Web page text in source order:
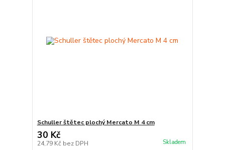
Schuller štětec plochý Mercato M 4 cm
30 Kč
24,79 Kč bez DPH Skladem